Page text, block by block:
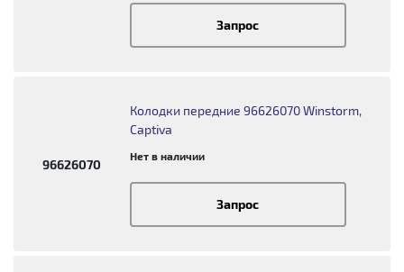
Запрос
96626070
Колодки передние 96626070 Winstorm,
Captiva
Нет в наличии
Запрос